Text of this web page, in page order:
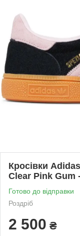
Кросівки
Clear Pink Gum
Готово до відправки
Роздріб
2 500 ₴